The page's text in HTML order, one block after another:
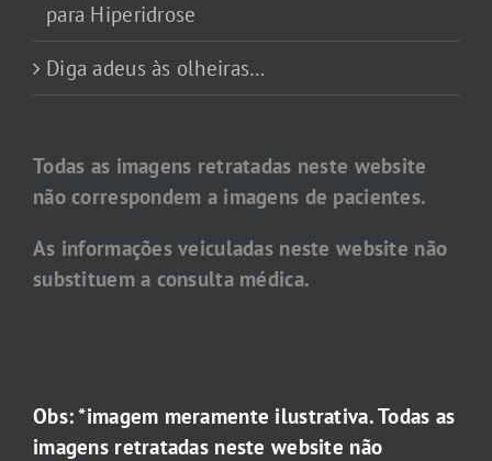
para Hiperidrose
Diga adeus às olheiras…
Todas as imagens retratadas neste website
não correspondem a imagens de pacientes.
As informações veiculadas neste website não
substituem a consulta médica.
Obs: *imagem meramente ilustrativa. Todas as
imagens retratadas neste website não